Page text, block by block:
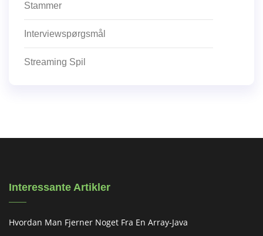
Stammer
Interviewspørgsmål
Streaming Spil
Interessante Artikler
Hvordan Man Fjerner Noget Fra En Array-Java